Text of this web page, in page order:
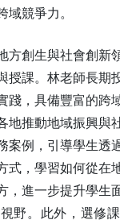
競爭力。
方創生與社會創新
授課。林老師長期
踐，具備豐富的跨
地推動地域振興與
案例，引導學生透
式，學習如何從在
，進一步提升學生
野。此外，選修